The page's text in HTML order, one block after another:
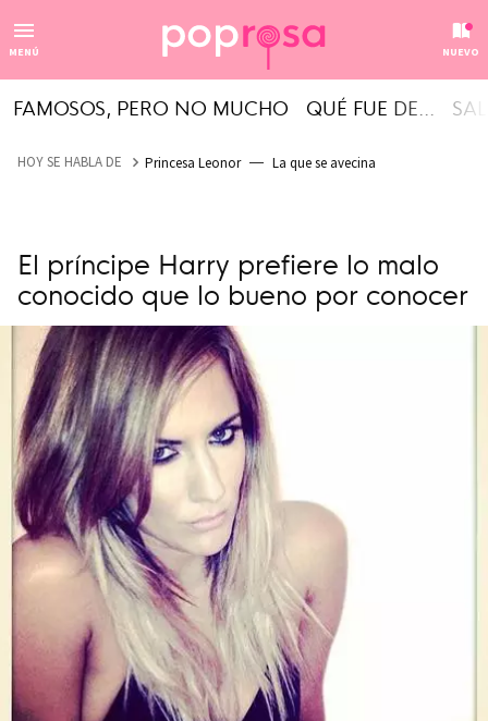
MENÚ NUEVO
FAMOSOS, PERO NO MUCHO QUÉ FUE DE...
HOY SE HABLA DE Princesa Leonor La que se avecina
El príncipe Harry prefiere lo malo
conocido que lo bueno por conocer